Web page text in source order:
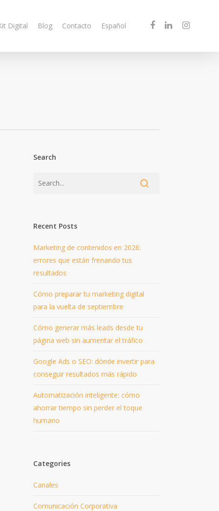
Digital Blog Contacto Español
Search
Recent Posts
Marketing de contenidos en 2026:
errores que están frenando tus
resultados
Cómo preparar tu marketing digital
para la vuelta de septiembre
Cómo generar más leads desde tu
página web sin aumentar el tráfico
Google Ads o SEO: dónde invertir para
conseguir resultados más rápido
Automatización inteligente: cómo
ahorrar tiempo sin perder el toque
humano
Categories
Canales
Comunicación Corporativa